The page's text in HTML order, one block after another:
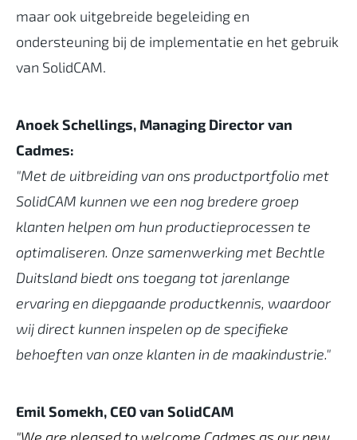
maar ook uitgebreide begeleiding en
ondersteuning bij de implementatie en het gebruik
van SolidCAM.
Anoek Schellings, Managing Director van
Cadmes:
"Met de uitbreiding van ons productportfolio met
SolidCAM kunnen we een nog bredere groep
klanten helpen om hun productieprocessen te
optimaliseren. Onze samenwerking met Bechtle
Duitsland biedt ons toegang tot jarenlange
ervaring en diepgaande productkennis, waardoor
wij direct kunnen inspelen op de specifieke
behoeften van onze klanten in de maakindustrie."
Emil Somekh, CEO van SolidCAM